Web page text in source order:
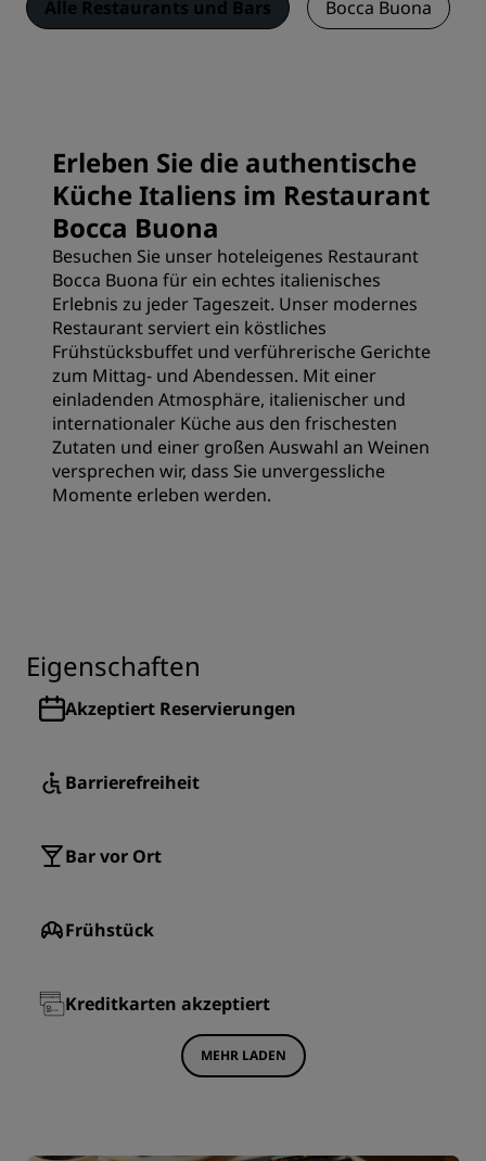
Alle Restaurants und Bars Bocca Buona
Erleben Sie die authentische
Küche Italiens im Restaurant
Bocca Buona
Besuchen Sie unser hoteleigenes Restaurant
Bocca Buona für ein echtes italienisches
Erlebnis zu jeder Tageszeit. Unser modernes
Restaurant serviert ein köstliches
Frühstücksbuffet und verführerische Gerichte
zum Mittag- und Abendessen. Mit einer
einladenden Atmosphäre, italienischer und
internationaler Küche aus den frischesten
Zutaten und einer großen Auswahl an Weinen
versprechen wir, dass Sie unvergessliche
Momente erleben werden.
Eigenschaften
Akzeptiert Reservierungen
Barrierefreiheit
Bar vor Ort
Frühstück
Kreditkarten akzeptiert
MEHR LADEN